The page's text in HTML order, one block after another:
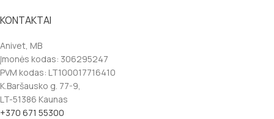
KONTAKTAI
Anivet, MB
Įmonės kodas: 306295247
PVM kodas: LT100017716410
K.Baršausko g. 77-9,
LT-51386 Kaunas
+370 671 55300